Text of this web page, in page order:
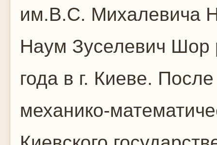
им.В.С. Михалевича
Наум Зуселевич Шор
года в г. Киеве.
механико-